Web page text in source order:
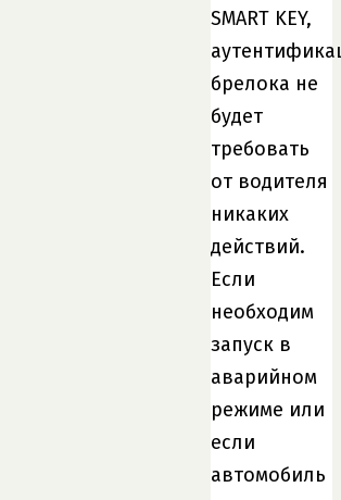
SMART KEY,
брелока не
будет
требовать
от водителя
никаких
действий.
Если
необходим
запуск в
аварийном
режиме или
если
автомобиль